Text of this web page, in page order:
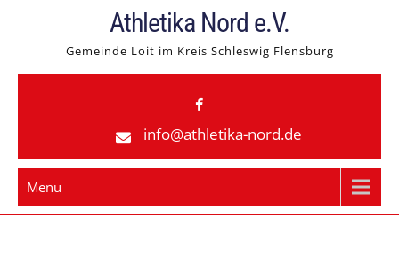
Athletika Nord e.V.
Gemeinde Loit im Kreis Schleswig Flensburg
info@athletika-nord.de
Menu